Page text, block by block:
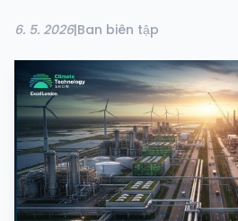
6. 5. 2026|Ban biên tập